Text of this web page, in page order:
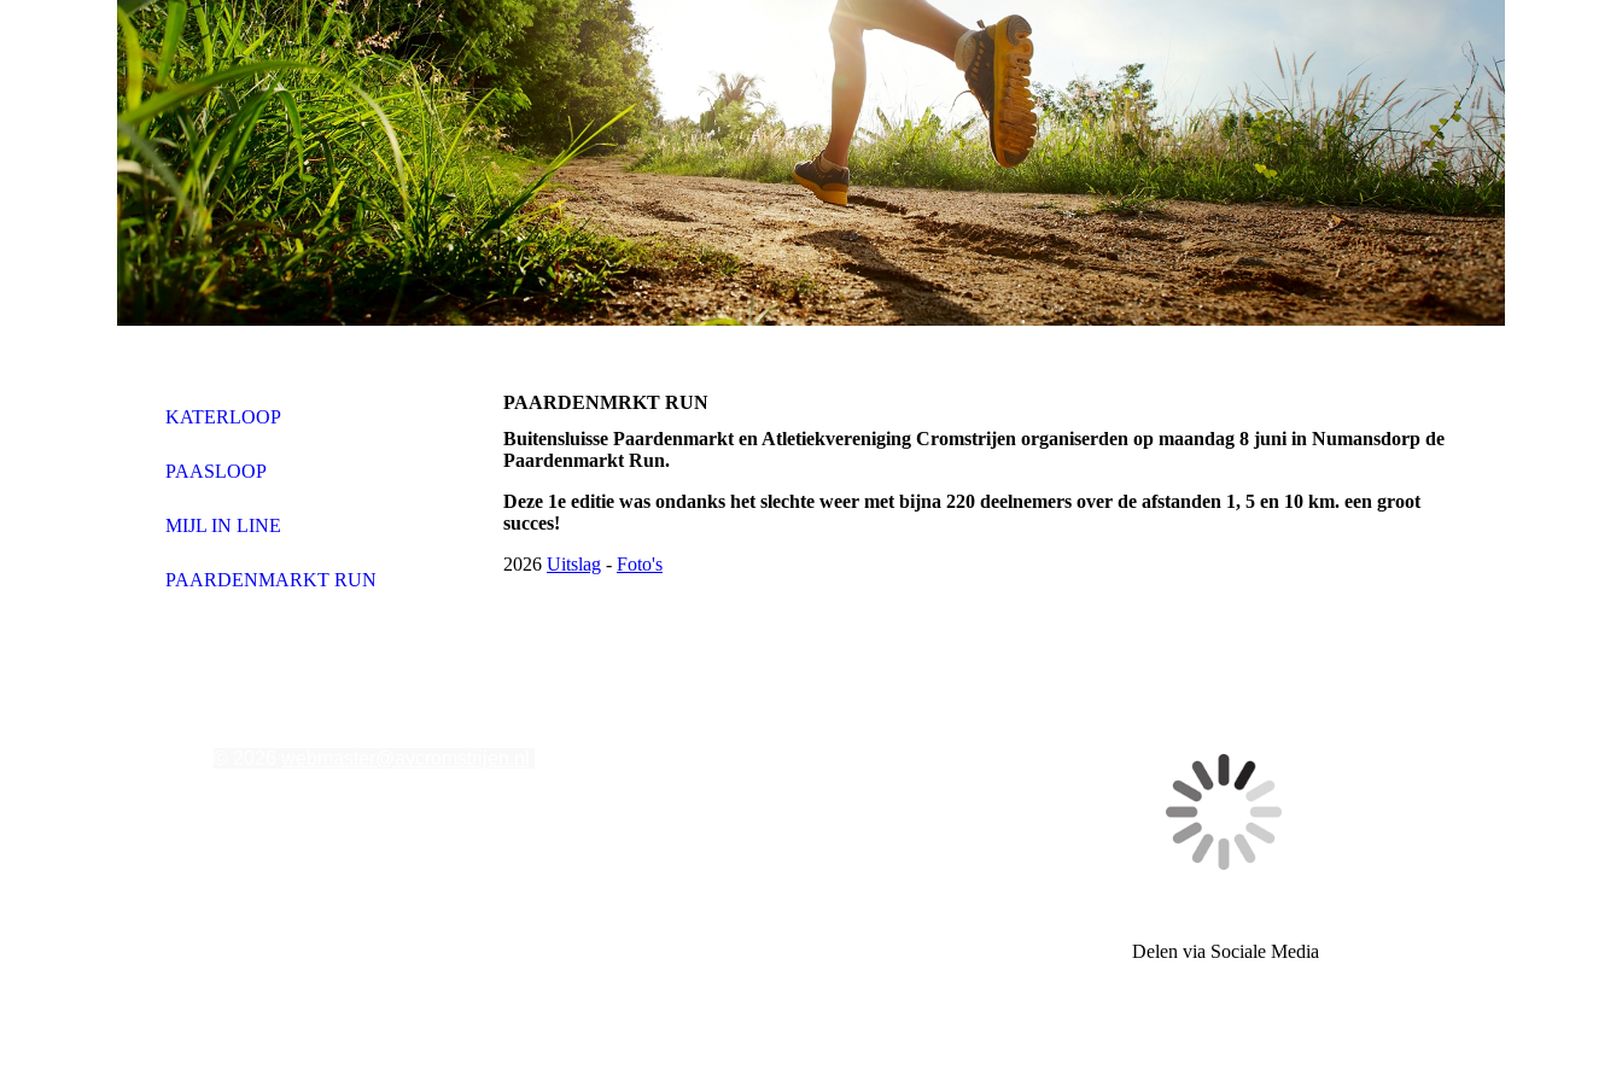
KATERLOOP
PAASLOOP
MIJL IN LINE
PAARDENMARKT RUN
PAARDENMRKT RUN
Buitensluisse Paardenmarkt en Atletiekvereniging Cromstrijen organiserden op maandag 8 juni in Numansdorp de
Paardenmarkt Run.
Deze 1e editie was ondanks het slechte weer met bijna 220 deelnemers over de afstanden 1, 5 en 10 km. een groot
succes!
2026 Uitslag - Foto's
Delen via Sociale Media